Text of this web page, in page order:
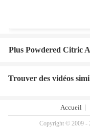
Plus Powdered Citric
Trouver des vidéos
Accueil
Copyright © 2009 -